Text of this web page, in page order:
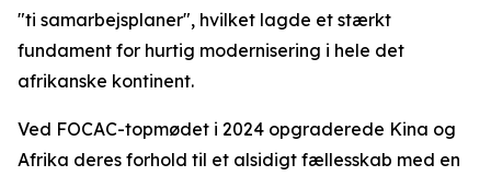
"ti samarbejsplaner", hvilket lagde et stærkt
fundament for hurtig modernisering i hele det
afrikanske kontinent.
Ved FOCAC-topmødet i 2024 opgraderede Kina og
Afrika deres forhold til et alsidigt fællesskab med en